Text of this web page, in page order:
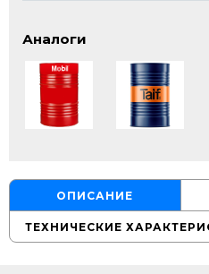
Аналоги
ОПИСАНИЕ
ТЕХНИЧЕСКИЕ